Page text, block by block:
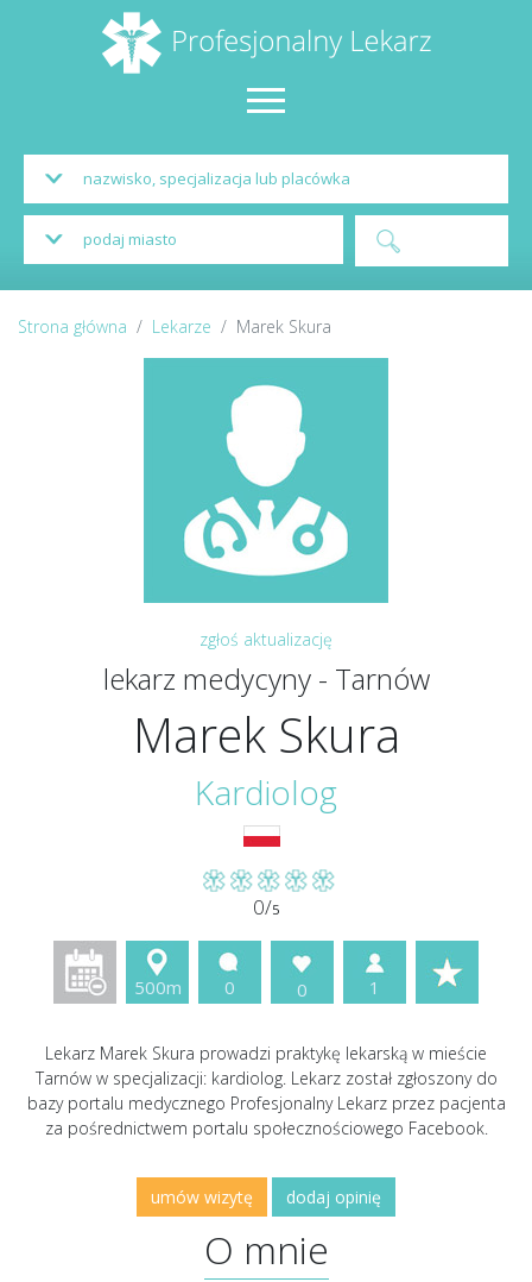
Strona główna Lekarze Marek Skura
zgłoś aktualizację
lekarz medycyny - Tarnów
Marek Skura
Kardiolog
0/5
500m 0 0 1
Lekarz Marek Skura prowadzi praktykę lekarską w mieście
Tarnów w specjalizacji: kardiolog. Lekarz został zgłoszony do
bazy portalu medycznego Profesjonalny Lekarz przez pacjenta
za pośrednictwem portalu społecznościowego Facebook.
umów wizytę dodaj opinię
O mnie